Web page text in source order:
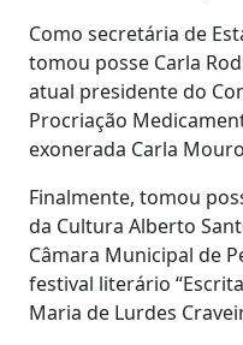
Como secretária de
tomou posse Carla
atual presidente do
Procriação
exonerada Carla
Finalmente, tomou
da Cultura Alberto
Câmara Municipal de
festival literário
Maria de Lurdes